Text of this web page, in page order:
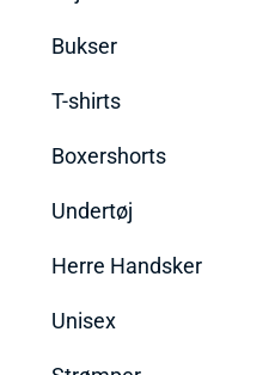
Bukser
T-shirts
Boxershorts
Undertøj
Herre Handsker
Unisex